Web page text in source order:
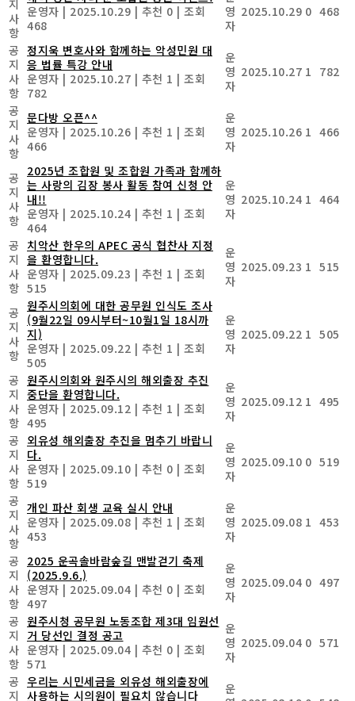
지
사
항
운영자 | 2025.10.29 | 추천 0 | 조회
468
영
자
2025.10.29 0 468
공
지
사
항
정지욱 변호사와 함께하는 악성민원 대
응 법률 특강 안내
운영자 | 2025.10.27 | 추천 1 | 조회
782
운
영
자
2025.10.27 1 782
공
지
사
항
문다방 오픈^^
운영자 | 2025.10.26 | 추천 1 | 조회
466
운
영
자
2025.10.26 1 466
공
지
사
항
2025년 조합원 및 조합원 가족과 함께하
는 사랑의 김장 봉사 활동 참여 신청 안
내!!
운영자 | 2025.10.24 | 추천 1 | 조회
464
운
영
자
2025.10.24 1 464
공
지
사
항
치악산 한우의 APEC 공식 협찬사 지정
을 환영합니다.
운영자 | 2025.09.23 | 추천 1 | 조회
515
운
영
자
2025.09.23 1 515
공
지
사
항
원주시의회에 대한 공무원 인식도 조사
(9월22일 09시부터~10월1일 18시까
지)
운영자 | 2025.09.22 | 추천 1 | 조회
505
운
영
자
2025.09.22 1 505
공
지
사
항
원주시의회와 원주시의 해외출장 추진
중단을 환영합니다.
운영자 | 2025.09.12 | 추천 1 | 조회
495
운
영
자
2025.09.12 1 495
공
지
사
항
외유성 해외출장 추진을 멈추기 바랍니
다.
운영자 | 2025.09.10 | 추천 0 | 조회
519
운
영
자
2025.09.10 0 519
공
지
사
항
개인 파산 회생 교육 실시 안내
운영자 | 2025.09.08 | 추천 1 | 조회
453
운
영
자
2025.09.08 1 453
공
지
사
항
2025 운곡솔바람숲길 맨발걷기 축제
(2025.9.6.)
운영자 | 2025.09.04 | 추천 0 | 조회
497
운
영
자
2025.09.04 0 497
공
지
사
항
원주시청 공무원 노동조합 제3대 임원선
거 당선인 결정 공고
운영자 | 2025.09.04 | 추천 0 | 조회
571
운
영
자
2025.09.04 0 571
공
지
우리는 시민세금을 외유성 해외출장에
사용하는 시의원이 필요치 않습니다
운